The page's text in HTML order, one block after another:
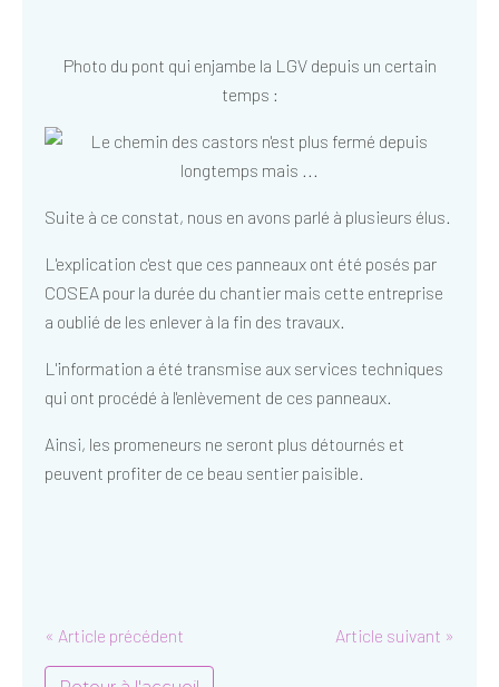
Photo du pont qui enjambe la LGV depuis un certain
temps :
Suite à ce constat, nous en avons parlé à plusieurs élus.
L'explication c'est que ces panneaux ont été posés par
COSEA pour la durée du chantier mais cette entreprise
a oublié de les enlever à la fin des travaux.
L'information a été transmise aux services techniques
qui ont procédé à l'enlèvement de ces panneaux.
Ainsi, les promeneurs ne seront plus détournés et
peuvent profiter de ce beau sentier paisible.
« Article précédent Article suivant »